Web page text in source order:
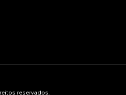
reservados.